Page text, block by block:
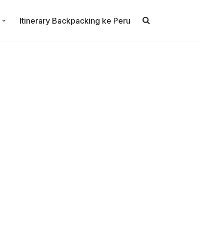
Itinerary Backpacking ke Peru